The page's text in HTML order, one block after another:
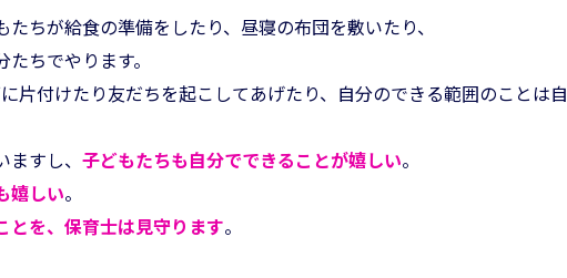
ちが給食の準備をしたり、昼寝の布団を敷いたり、
ちでやります。
片付けたり友だちを起こしてあげたり、自分のできる範囲のことは自
すし、 子どもたちも自分でできることが嬉しい。
嬉しい。
とを、保育士は見守ります。